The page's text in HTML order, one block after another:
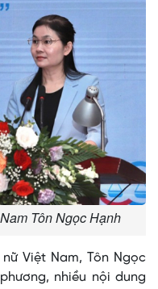
Tôn Ngọc Hạnh
Việt Nam, Tôn Ngọc
nhiều nội dung